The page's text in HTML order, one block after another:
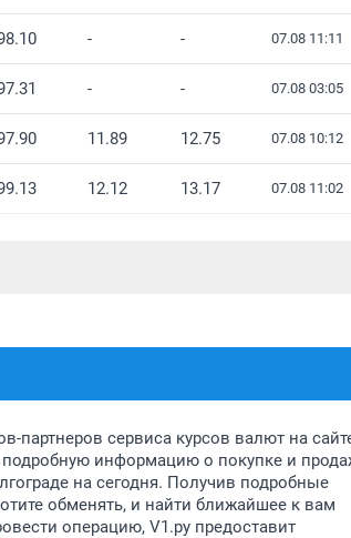
- - 07.08 11:11
- - 07.08 03:05
11.89 12.75 07.08 10:12
12.12 13.17 07.08 11:02
партнеров сервиса курсов валют на
подробную информацию о покупке и
на сегодня. Получив подробные
обменять, и найти ближайшее к вам
операцию, V1.ру предоставит